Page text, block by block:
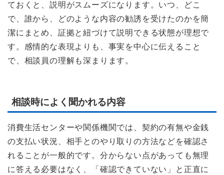
ておくと、説明がスムーズになります。いつ、どこ
で、誰から、どのような内容の勧誘を受けたのかを簡
潔にまとめ、証拠と紐づけて説明できる状態が理想で
す。感情的な表現よりも、事実を中心に伝えること
で、相談員の理解も深まります。
相談時によく聞かれる内容
消費生活センターや関係機関では、契約の有無や金銭
の支払い状況、相手とのやり取りの方法などを確認さ
れることが一般的です。分からない点があっても無理
に答える必要はなく、「確認できていない」と正直に